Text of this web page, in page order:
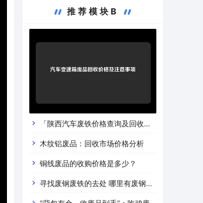
推荐模块B
「陕西汽车废铁价格查询及回收渠
道分析」 陕西车辆废铁价是什么
木纹铝废品：回收市场价格分析
铜线废品的收购价格是多少？
寻找废钢废铁的去处 哪里有废钢废